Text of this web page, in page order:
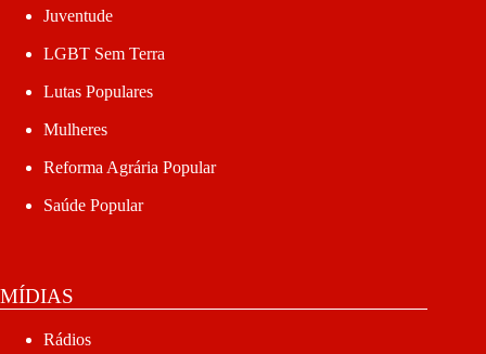
Juventude
LGBT Sem Terra
Lutas Populares
Mulheres
Reforma Agrária Popular
Saúde Popular
MÍDIAS
Rádios